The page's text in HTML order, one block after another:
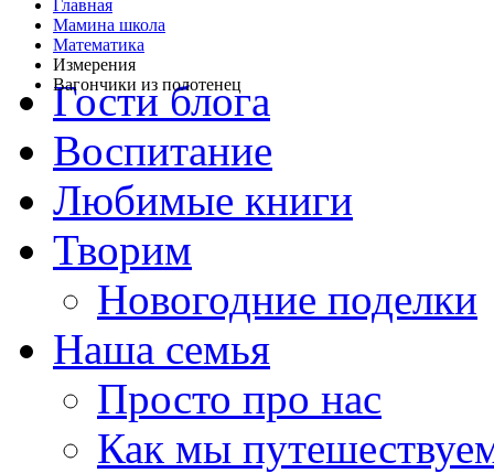
Гости блога
Воспитание
Любимые книги
Творим
Новогодние поделки
Наша семья
Просто про нас
Как мы
Главная
Мамина школа
Математика
Измерения
Вагончики из полотенец